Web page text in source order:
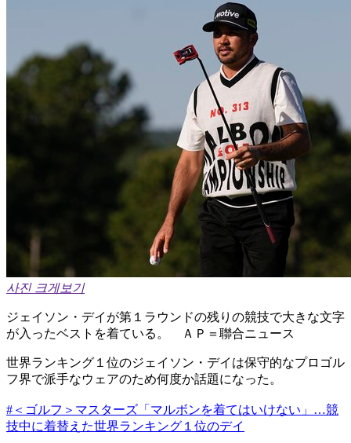
사진 크게보기
ジェイソン・デイが第１ラウンドの残りの競技で大きな文字
が入ったベストを着ている。 ＡＰ＝聯合ニュース
世界ランキング１位のジェイソン・デイは保守的なプロゴル
フ界で派手なウェアのため何度か話題になった。
#＜ゴルフ＞マスターズ「マルボンを着てはいけない」…競
技中に着替えた世界ランキング１位のデイ